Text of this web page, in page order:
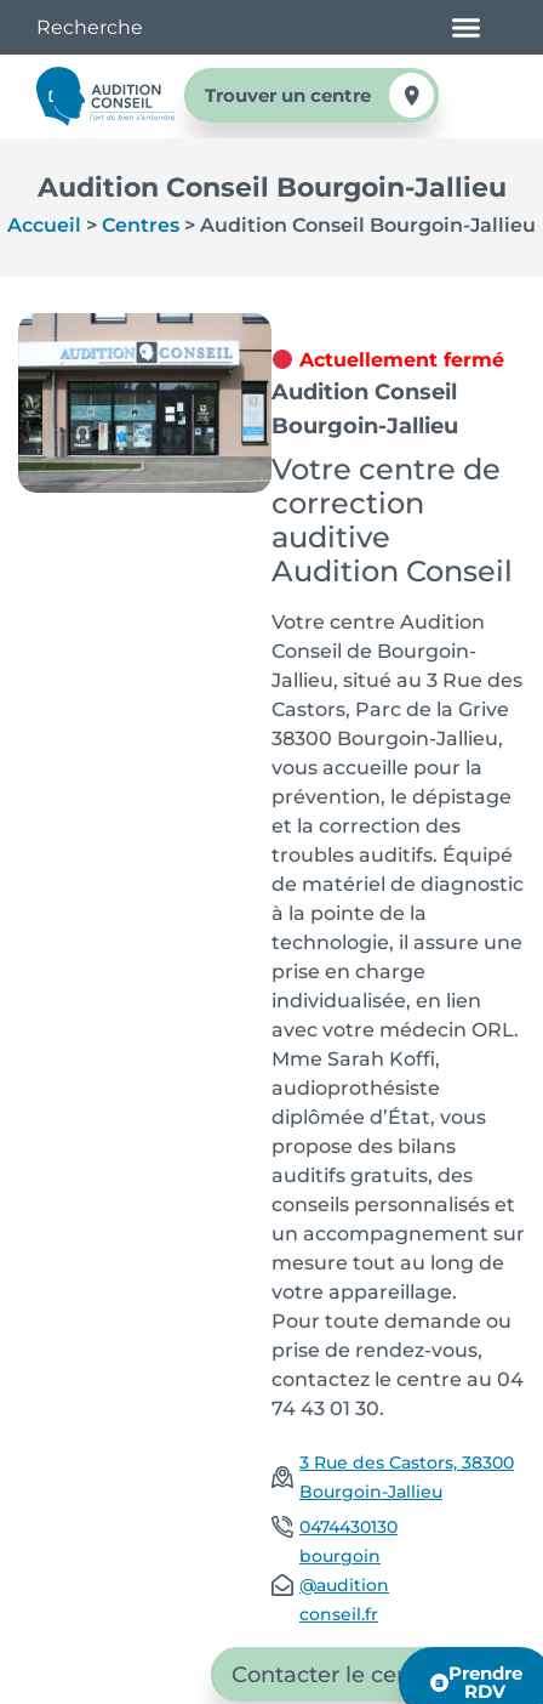
Trouver un centre
Audition Conseil Bourgoin-Jallieu
Accueil > Centres > Audition Conseil Bourgoin-Jallieu
Actuellement fermé
Audition Conseil
Bourgoin-Jallieu
Votre centre de
correction
auditive
Audition Conseil
Votre centre Audition
Conseil de Bourgoin-
Jallieu, situé au 3 Rue des
Castors, Parc de la Grive
38300 Bourgoin-Jallieu,
vous accueille pour la
prévention, le dépistage
et la correction des
troubles auditifs. Équipé
de matériel de diagnostic
à la pointe de la
technologie, il assure une
prise en charge
individualisée, en lien
avec votre médecin ORL.
Mme Sarah Koffi,
audioprothésiste
diplômée d’État, vous
propose des bilans
auditifs gratuits, des
conseils personnalisés et
un accompagnement sur
mesure tout au long de
votre appareillage.
Pour toute demande ou
prise de rendez-vous,
contactez le centre au 04
74 43 01 30.
3 Rue des Castors, 38300
Bourgoin-Jallieu
0474430130
bourgoin
@audition
conseil.fr
Contacter le centre Prendre
RDV